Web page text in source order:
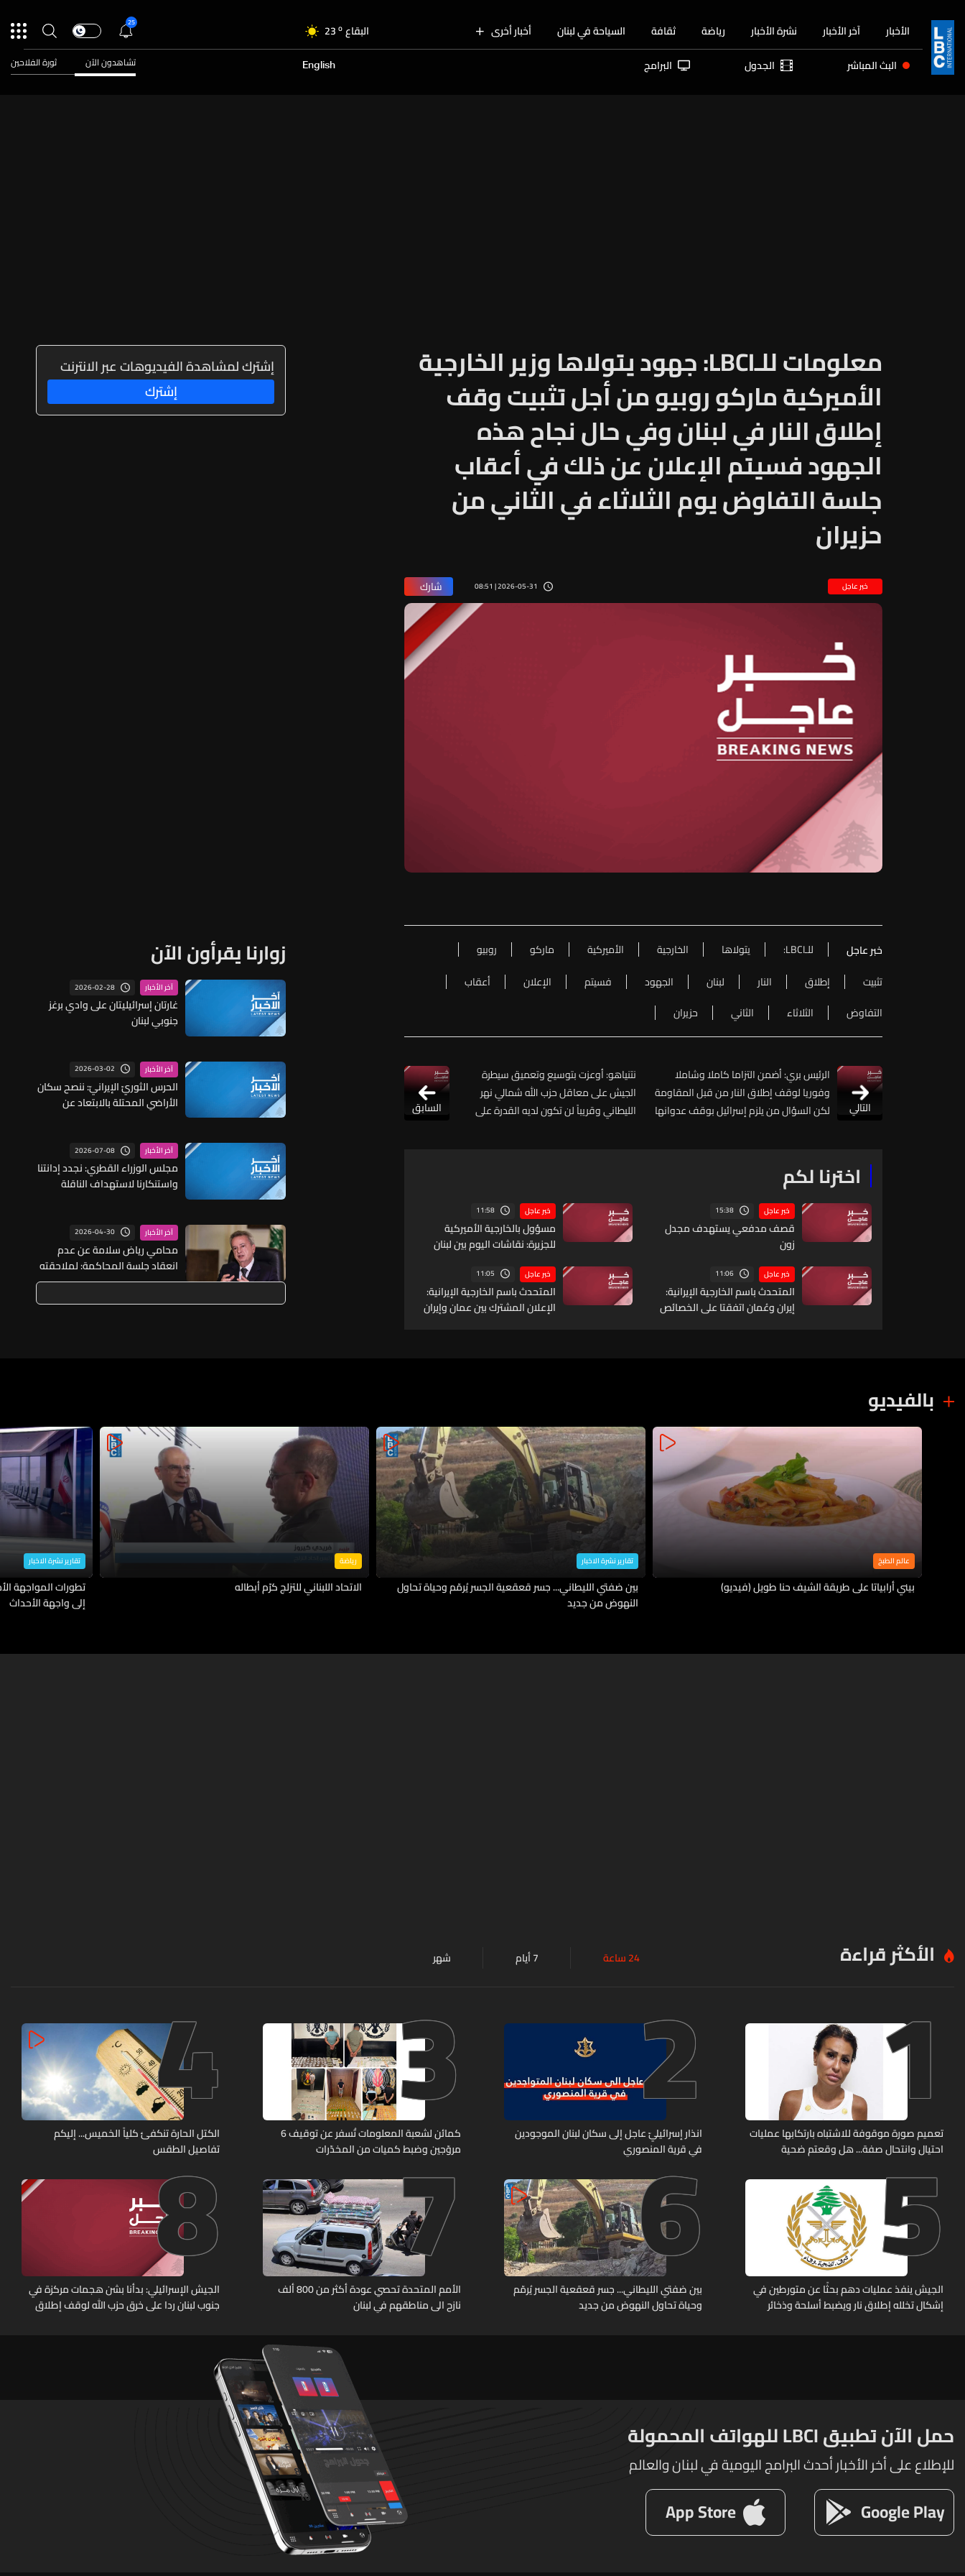
الأخبار آخر الأخبار نشرة الأخبار رياضة ثقافة السياحة في لبنان أخبار أخرى البقاع 23 o
الجنوب 27o
26
25
البث المباشر الجدول البرامج English تشاهدون الآن ثورة الفلاحين
معلومات للـLBCI: جهود يتولاها وزير الخارجية
الأميركية ماركو روبيو من أجل تثبيت وقف
إطلاق النار في لبنان وفي حال نجاح هذه
الجهود فسيتم الإعلان عن ذلك في أعقاب
جلسة التفاوض يوم الثلاثاء في الثاني من
حزيران
خبر عاجل 2026-05-31 | 08:51 شارك
خبر عاجل للـLBCI: يتولاها الخارجية الأميركية ماركو
روبيو
تثبيت
إطلاق النار لبنان الجهود فسيتم الإعلان
أعقاب
التفاوض
الثلاثاء الثاني حزيران
التالي
الرئيس بري: أضمن التزاما كاملا وشاملا
وفوريا لوقف إطلاق النار من قبل المقاومة
لكن السؤال من يلزم إسرائيل بوقف عدوانها
نتنياهو: أوعزت بتوسيع وتعميق سيطرة
الجيش على معاقل حزب الله شمالي نهر
الليطاني وقريباً لن تكون لديه القدرة على
السابق
اخترنا لكم
خبر عاجل 15:38
قصف مدفعي يستهدف مجدل
زون
خبر عاجل 11:58
مسؤول بالخارجية الأميركية
للجزيرة: نقاشات اليوم بين لبنان
تقدما وستستأنف غدا وجولة
مفاوضات روما بين لبنان وإسرائيل
اختتمت مبكرا اليوم بسبب تطورات
خبر عاجل 11:06
المتحدث باسم الخارجية الإيرانية:
إيران وعُمان اتفقتا على الخصائص
خبر عاجل 11:05
المتحدث باسم الخارجية الإيرانية:
الإعلان المشترك بين عمان وإيران
إشترك لمشاهدة الفيديوهات عبر الانترنت
إشترك
زوارنا يقرأون الآن
آخر الأخبار 2026-02-28
غارتان إسرائيليتان على وادي برغز
جنوبي لبنان
آخر الأخبار 2026-03-02
الحرس الثوريّ الإيرانيّ: ننصح سكان
الأراضي المحتلة بالابتعاد عن
آخر الأخبار 2026-07-08
مجلس الوزراء القطري: نجدد إدانتنا
واستنكارنا لاستهداف الناقلة
هذه الممارسات الخطيرة ونحتفظ
بحقنا باتخاذ ما نراه مناسبا لحماية
مصالحنا
آخر الأخبار 2026-04-30
محامي رياض سلامة عن عدم
انعقاد جلسة المحاكمة: لملاحقته
أﻣﺎم ﺟﮭﺘﯿﻦ ﻗﻀﺎﺋﯿﺘﯿﻦ ﺟﺰاﺋﯿﺘﯿﻦ
بالفيديو
عالم الطبخ
بيني أرابياتا على طريقة الشيف حنا طويل (فيديو)
تقارير نشرة الاخبار
بين ضفتي الليطاني... جسر قعقعية الجسر يُرمّم وحياة تحاول
النهوض من جديد
رياضة
الاتحاد اللبناني للتزلج كرّم أبطاله
تقارير نشرة الاخبار
تطورات المواجهة
إلى واجهة الأحداث
الأكثر قراءة 24 ساعة 7 أيام شهر 1
تعميم صورة موقوفة للاشتباه بارتكابها عمليات
احتيال وانتحال صفة... هل وقعتم ضحية
2
انذار إسرائيليّ عاجل إلى سكان لبنان الموجودين
في قرية المنصوري
3
كمائن لشعبة المعلومات تُسفر عن توقيف 6
مروّجين وضبط كميات من المخدّرات
4
الكتل الحارة تنكفئ كلياً الخميس... إليكم
تفاصيل الطقس
5
الجيش ينفذ عمليات دهم بحثًا عن متورطين في
إشكال تخلله إطلاق نار ويضبط أسلحة وذخائر
6
بين ضفتي الليطاني... جسر قعقعية الجسر يُرمّم
وحياة تحاول النهوض من جديد
7
الأمم المتحدة تحصي عودة أكثر من 800 ألف
نازح الى مناطقهم في لبنان
8
الجيش الإسرائيلي: بدأنا بشن هجمات مركزة في
جنوب لبنان ردا على خرق حزب الله لوقف إطلاق
حمل الآن تطبيق LBCI للهواتف المحمولة
للإطلاع على أخر الأخبار أحدث البرامج اليومية في لبنان والعالم
Google Play
App Store